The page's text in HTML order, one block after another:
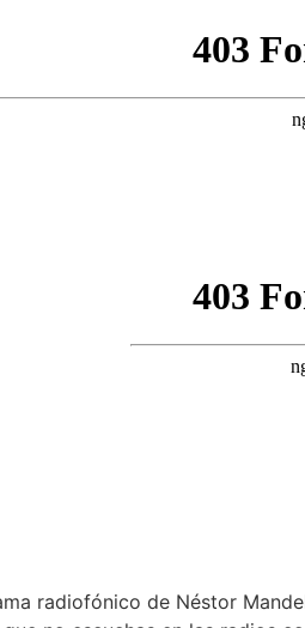
radiofónico de Néstor